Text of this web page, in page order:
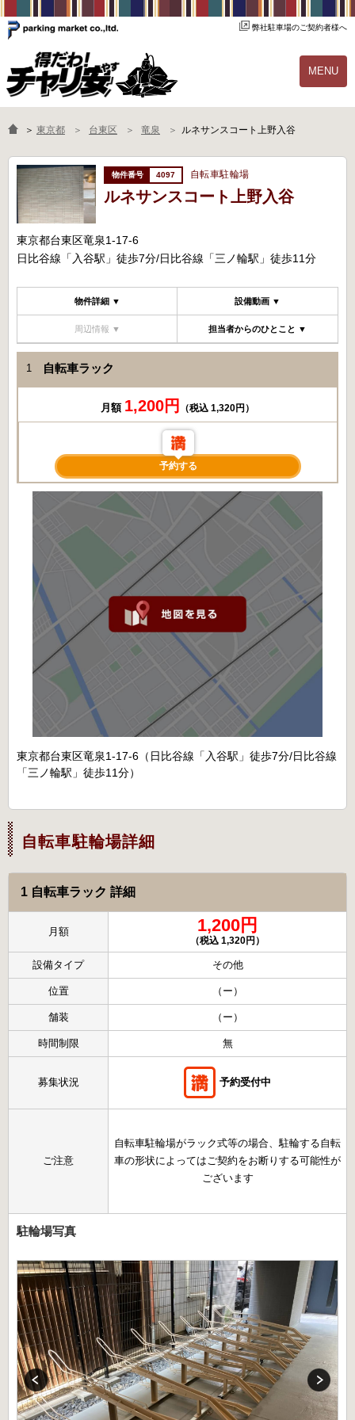
弊社駐車場のご契約者様へ
MENU
物件一覧 ご契約の流れ
よくあるご質問 駐輪場オーナー様へ
＞ 東京都 台東区 竜泉 ルネサンスコート上野入谷
4097 自転車駐輪場
ルネサンスコート上野入谷
東京都台東区竜泉1-17-6
日比谷線「入谷駅」徒歩7分/日比谷線「三ノ輪駅」徒歩11分
物件詳細 ▼ 設備動画 ▼
周辺情報 ▼ 担当者からのひとこと ▼
1 自転車ラック
月額 1,200円 （税込 1,320円）
予約する
東京都台東区竜泉1-17-6（日比谷線「入谷駅」徒歩7分/日比谷線
「三ノ輪駅」徒歩11分）
自転車駐輪場詳細
1 自転車ラック 詳細
月額 1,200円
（税込 1,320円）
設備タイプ その他
位置 （ー）
舗装 （ー）
時間制限 無
募集状況 予約受付中
ご注意
自転車駐輪場がラック式等の場合、駐輪する自転
車の形状によってはご契約をお断りする可能性が
ございます
駐輪場写真